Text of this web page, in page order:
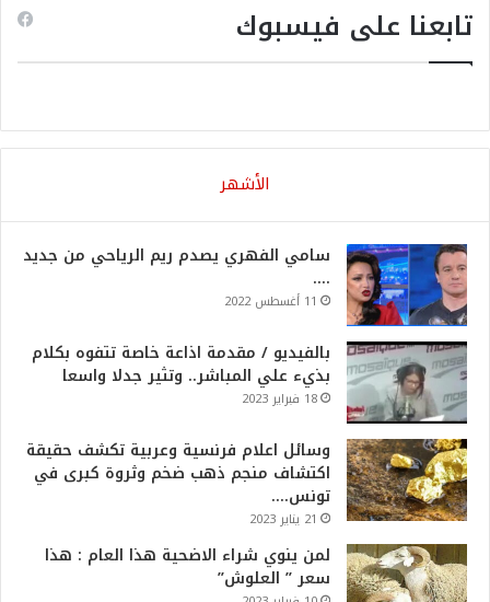
تابعنا على فيسبوك
الأشهر
سامي الفهري يصدم ريم الرياحي من جديد
….
11 أغسطس 2022
بالفيديو / مقدمة اذاعة خاصة تتفوه بكلام
بذيء علي المباشر.. وتثير جدلا واسعا
18 فبراير 2023
وسائل اعلام فرنسية وعربية تكشف حقيقة
اكتشاف منجم ذهب ضخم وثروة كبرى في
تونس….
21 يناير 2023
لمن ينوي شراء الاضحية هذا العام : هذا
سعر ” العلوش”